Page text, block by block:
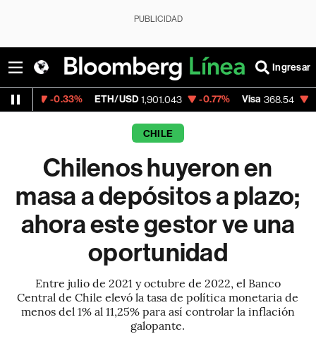
PUBLICIDAD
Ingresar
ETH/USD 1,901.043 -0.77% Visa 368.54 -0.28%
CHILE
Chilenos huyeron en
masa a depósitos a plazo;
ahora este gestor ve una
oportunidad
Entre julio de 2021 y octubre de 2022, el Banco
Central de Chile elevó la tasa de política monetaria de
menos del 1% al 11,25% para así controlar la inflación
galopante.